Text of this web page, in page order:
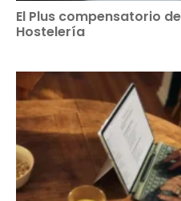
El Plus compensatorio
Hostelería